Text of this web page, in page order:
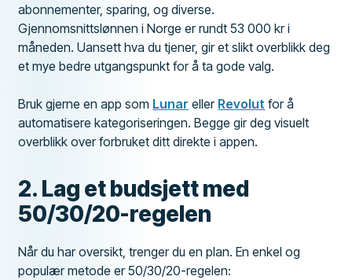
abonnementer, sparing, og diverse.
Gjennomsnittslønnen i Norge er rundt 53 000 kr i
måneden. Uansett hva du tjener, gir et slikt overblikk deg
et mye bedre utgangspunkt for å ta gode valg.
Bruk gjerne en app som Lunar eller Revolut for å
automatisere kategoriseringen. Begge gir deg visuelt
overblikk over forbruket ditt direkte i appen.
2. Lag et budsjett med
50/30/20-regelen
Når du har oversikt, trenger du en plan. En enkel og
populær metode er 50/30/20-regelen: